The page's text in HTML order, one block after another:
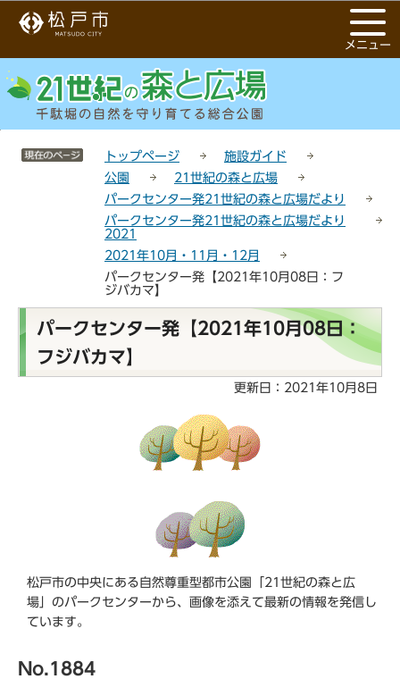
ー
ジ
先
メ
ニ
ー
メニュー
サイトメニューここまで
トップページ
施設ガイド
公園
21世紀の森と広場
パークセンター発21世紀の森と広場だより
パークセンター発21世紀の森と広場だより
2021
2021年10月・11月・12月
パークセンター発【2021年10月08日：フ
ジバカマ】
文
こ
パークセンター発【2021年10月08日：
フジバカマ】
更新日：2021年10月8日
松戸市の中央にある自然尊重型都市公園「21世紀の森と広
場」のパークセンターから、画像を添えて最新の情報を発信し
ています。
No.1884